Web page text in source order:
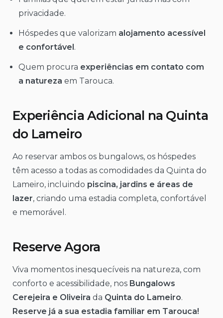
privacidade.
Hóspedes que valorizam alojamento acessível
e confortável.
Quem procura experiências em contato com
a natureza em Tarouca.
Experiência Adicional na Quinta
do Lameiro
Ao reservar ambos os bungalows, os hóspedes
têm acesso a todas as comodidades da Quinta do
Lameiro, incluindo piscina, jardins e áreas de
lazer, criando uma estadia completa, confortável
e memorável.
Reserve Agora
Viva momentos inesquecíveis na natureza, com
conforto e acessibilidade, nos Bungalows
Cerejeira e Oliveira da Quinta do Lameiro.
Reserve já a sua estadia familiar em Tarouca!